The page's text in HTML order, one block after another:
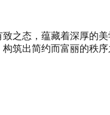
之态，蕴藏着深厚的
筑出简约而富丽的秩序